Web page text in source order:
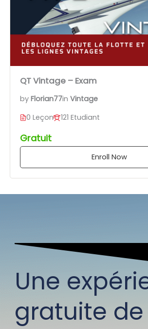
QT Vintage – Exam
by Florian77in Vintage
0 Leçon
121 Etudiant
Gratuit
Enroll Now
Une
gratuite de